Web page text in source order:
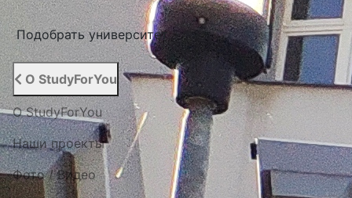
Подобрать университет
О StudyForYou
О StudyForYou
Наши проекты
Фото / Видео